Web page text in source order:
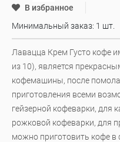
В избранное
Минимальный заказ: 1 шт.
Лавацца Крем Густо кофе
из 10), является
кофемашины, после помола
приготовления всеми
гейзерной кофеварки, для
рожковой кофеварки, для
можно приготовить кофе в